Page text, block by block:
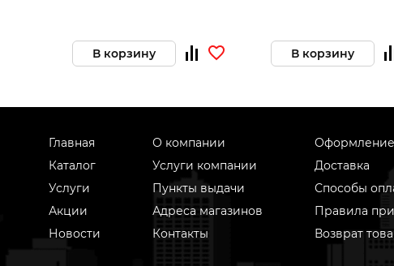
В корзину В корзину
Главная
Каталог
Услуги
Акции
Новости
О компании
Услуги компании
Пункты выдачи
Адреса магазинов
Контакты
Оформление
Доставка
Способы
Правила
Возврат